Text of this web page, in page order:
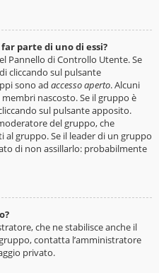
parte di uno di essi?
Pannello di Controllo Utente. Se
cliccando sul pulsante
sono ad accesso aperto. Alcuni
nascosto. Se il gruppo è
sul pulsante apposito.
del gruppo, che
gruppo. Se il leader di un gruppo
di non assillarlo: probabilmente
che ne stabilisce anche il
contatta l’amministratore
privato.